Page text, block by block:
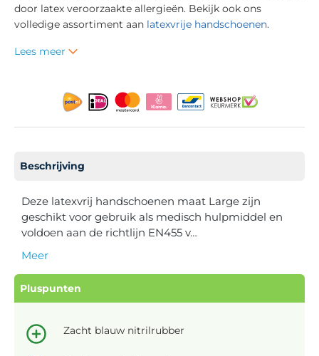
door latex veroorzaakte allergieën. Bekijk ook ons
volledige assortiment aan latexvrije handschoenen.
Lees meer
Beschrijving
Deze latexvrij handschoenen maat Large zijn
geschikt voor gebruik als medisch hulpmiddel en
voldoen aan de richtlijn EN455 v…
Meer
Pluspunten
Zacht blauw nitrilrubber